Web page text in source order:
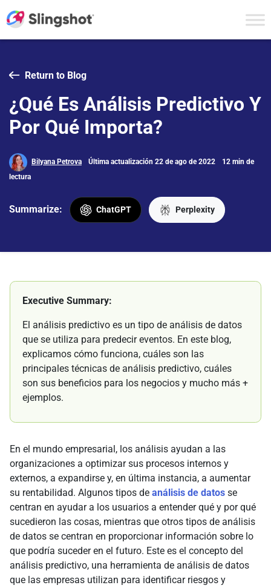
Return to Blog
¿Qué Es Análisis Predictivo Y
Por Qué Importa?
Bilyana Petrova Última actualización 22 de ago de 2022
12 min de
lectura
Summarize: ChatGPT Perplexity
Executive Summary:
El análisis predictivo es un tipo de análisis de datos
que se utiliza para predecir eventos. En este blog,
explicamos cómo funciona, cuáles son las
principales técnicas de análisis predictivo, cuáles
son sus beneficios para los negocios y mucho más +
ejemplos.
En el mundo empresarial, los análisis ayudan a las
organizaciones a optimizar sus procesos internos y
externos, a expandirse y, en última instancia, a aumentar
su rentabilidad. Algunos tipos de análisis de datos se
centran en ayudar a los usuarios a entender qué y por qué
sucedieron las cosas, mientras que otros tipos de análisis
de datos se centran en proporcionar información sobre lo
que podría suceder en el futuro. Este es el concepto del
análisis predictivo, una herramienta de análisis de datos
que las empresas utilizan para identificar riesgos y